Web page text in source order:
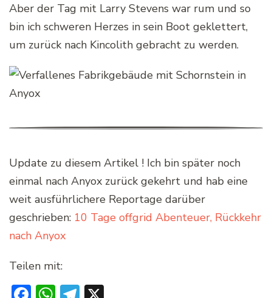
Aber der Tag mit Larry Stevens war rum und so
bin ich schweren Herzes in sein Boot geklettert,
um zurück nach Kincolith gebracht zu werden.
Update zu diesem Artikel ! Ich bin später noch
einmal nach Anyox zurück gekehrt und hab eine
weit ausführlichere Reportage darüber
geschrieben: 10 Tage offgrid Abenteuer, Rückkehr
nach Anyox
Teilen mit: